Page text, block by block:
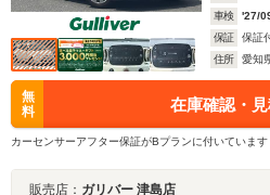
車検
'27/
保証
保証
住所
愛知
無
料
在庫確認・
カーセンサーアフター保証がBプランに付いています
販売店： ガリバー 津島店